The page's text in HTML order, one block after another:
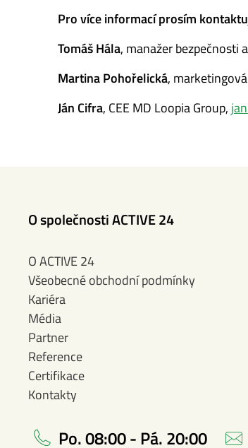
Pro více informací prosím
Tomáš Hála, manažer bezpečnosti
Martina Pohořelická,
Ján Cifra, CEE MD Loopia Group,
O společnosti ACTIVE 24
O ACTIVE 24
Všeobecné obchodní podmínky
Kariéra
Média
Partner
Reference
Certifikace
Kontakty
Po. 08:00 - Pá. 20:00